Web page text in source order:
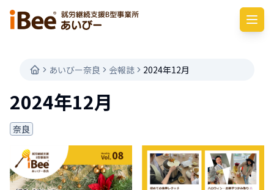
あいびー奈良 会報誌 2024年12月
2024年12月
奈良